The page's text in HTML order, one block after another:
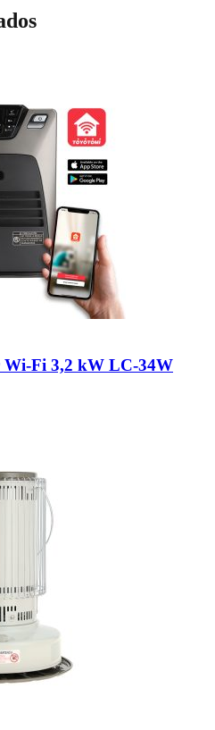
Wi-Fi 3,2 kW LC-34W